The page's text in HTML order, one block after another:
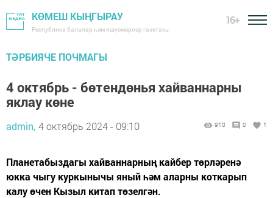
КӨМЕШ КЫҢГЫРАУ
Республика балалар һәм яшүсмерләр газетасы
16+
ТӘРБИЯЧЕ ПОЧМАГЫ
4 октябрь - бөтендөнья хайваннарны
яклау көне
admin, 4 октябрь 2024 - 09:10 910 0 1
Планетабыздагы хайваннарның кайбер төрләренә
юкка чыгу куркынычы яный һәм аларны коткарып
калу өчен Кызыл китап төзелгән.